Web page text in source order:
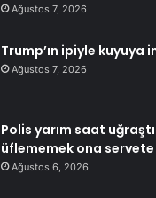
Ağustos 7, 2026
Trump’ın ipiyle kuyuya
Ağustos 7, 2026
Polis yarım saat
üflememek ona
Ağustos 6, 2026